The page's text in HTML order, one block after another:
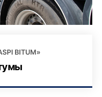
BITUM»